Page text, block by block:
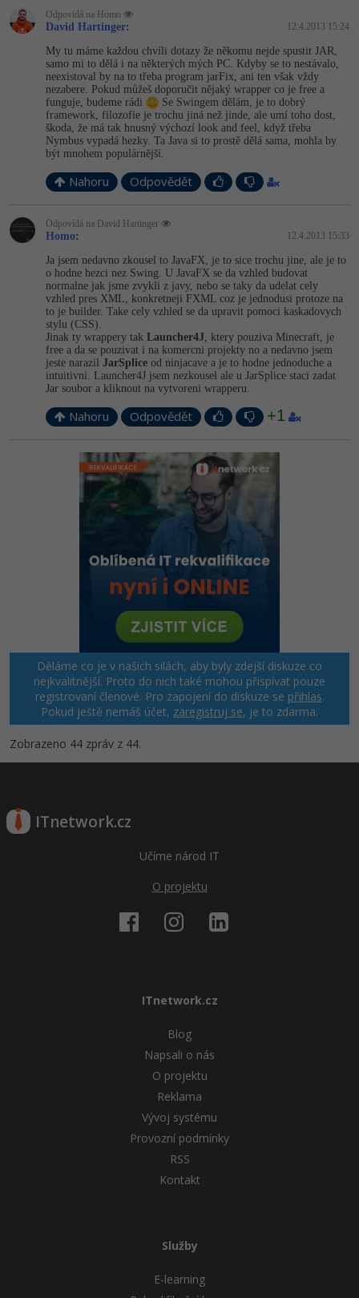
Odpovídá na Homo
David Hartinger: 12.4.2013 15:24
My tu máme každou chvíli dotazy že někomu nejde spustit JAR,
samo mi to dělá i na některých mých PC. Kdyby se to nestávalo,
neexistoval by na to třeba program jarFix, ani ten však vždy
nezabere. Pokud můžeš doporučit nějaký wrapper co je free a
funguje, budeme rádi
Se Swingem dělám, je to dobrý
framework, filozofie je trochu jiná než jinde, ale umí toho dost,
škoda, že má tak hnusný výchozí look and feel, když třeba
Nymbus vypadá hezky. Ta Java si to prostě dělá sama, mohla by
být mnohem populárnější.
Nahoru Odpovědět
Odpovídá na David Hartinger
Homo: 12.4.2013 15:33
Ja jsem nedavno zkousel to JavaFX, je to sice trochu jine, ale je to
o hodne hezci nez Swing. U JavaFX se da vzhled budovat
normalne jak jsme zvykli z javy, nebo se taky da udelat cely
vzhled pres XML, konkretneji FXML coz je jednodusi protoze na
to je builder. Take cely vzhled se da upravit pomoci kaskadovych
stylu (CSS).
Jinak ty wrappery tak Launcher4J, ktery pouziva Minecraft, je
free a da se pouzivat i na komercni projekty no a nedavno jsem
jeste narazil JarSplice od ninjacave a je to hodne jednoduche a
intuitivni. Launcher4J jsem nezkousel ale u JarSplice staci zadat
Jar soubor a kliknout na vytvoreni wrapperu.
Nahoru Odpovědět +1
Děláme co je v našich silách, aby byly zdejší diskuze co
nejkvalitnější. Proto do nich také mohou přispívat pouze
registrovaní členové. Pro zapojení do diskuze se přihlas.
Pokud ještě nemáš účet, zaregistruj se, je to zdarma.
Zobrazeno 44 zpráv z 44.
ITnetwork.cz
Učíme národ IT
O projektu
ITnetwork.cz
Blog
Napsali o nás
O projektu
Reklama
Vývoj systému
Provozní podmínky
RSS
Kontakt
Služby
E-learning